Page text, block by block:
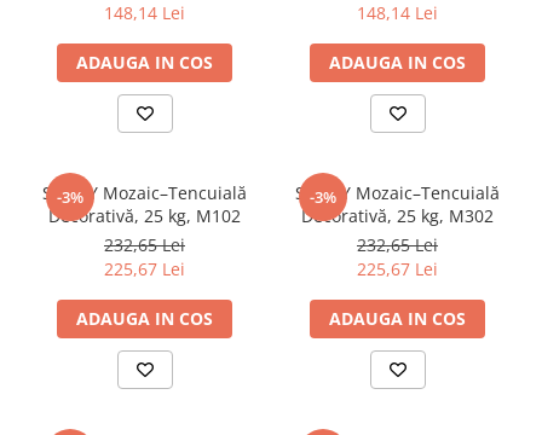
Țeavă instalații sudată
Țeavă instalații zincată
Profile metalice
Oțel lat (platbandă)
Oțel lat bară
Oțel lat canelat
Oțel lat zincat
Oțel pătrat
Oțel hexagon
Oțel pătrat amprentat, răsucit
148,14 Lei
ADAUGA IN COS
148,14 Lei
ADAUGA IN COS
-3%
STICKY Mozaic–Tencuială
Decorativă, 25 kg, M102
232,65 Lei
225,67 Lei
ADAUGA IN COS
-3%
STICKY Mozaic–Tencuială
Decorativă, 25 kg, M302
232,65 Lei
225,67 Lei
ADAUGA IN COS